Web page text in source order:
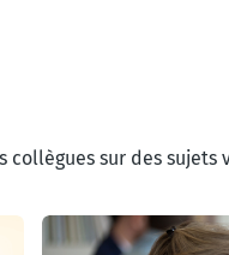
sur des sujets